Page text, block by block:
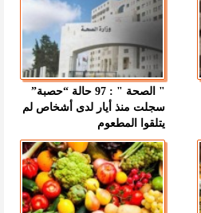
" الصحة " : 97 حالة “حصبة”
سجلت منذ أيار لدى أشخاص لم
يتلقوا المطعوم